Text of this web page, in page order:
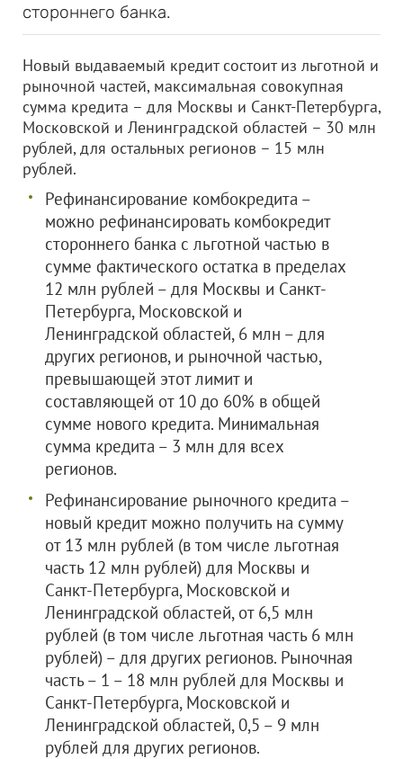
стороннего банка.
Новый выдаваемый кредит состоит из льготной и
рыночной частей, максимальная совокупная
сумма кредита – для Москвы и Санкт-Петербурга,
Московской и Ленинградской областей – 30 млн
рублей, для остальных регионов – 15 млн
рублей.
Рефинансирование комбокредита –
можно рефинансировать комбокредит
стороннего банка с льготной частью в
сумме фактического остатка в пределах
12 млн рублей – для Москвы и Санкт-
Петербурга, Московской и
Ленинградской областей, 6 млн – для
других регионов, и рыночной частью,
превышающей этот лимит и
составляющей от 10 до 60% в общей
сумме нового кредита. Минимальная
сумма кредита – 3 млн для всех
регионов.
Рефинансирование рыночного кредита –
новый кредит можно получить на сумму
от 13 млн рублей (в том числе льготная
часть 12 млн рублей) для Москвы и
Санкт-Петербурга, Московской и
Ленинградской областей, от 6,5 млн
рублей (в том числе льготная часть 6 млн
рублей) – для других регионов. Рыночная
часть – 1 – 18 млн рублей для Москвы и
Санкт-Петербурга, Московской и
Ленинградской областей, 0,5 – 9 млн
рублей для других регионов.